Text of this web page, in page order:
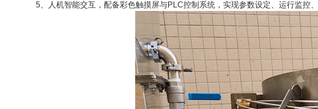
5、人机智能交互，配备彩色触摸屏与PLC控制系统，实现参数设定、运行监控